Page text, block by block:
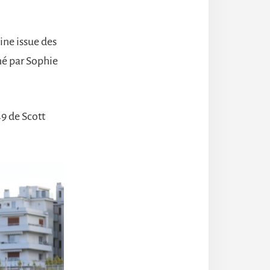
issue des
par Sophie
de Scott